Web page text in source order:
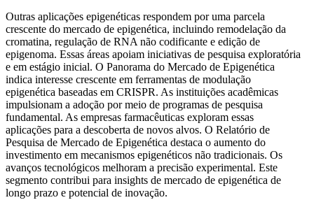
Outras aplicações epigenéticas respondem por uma parcela
crescente do mercado de epigenética, incluindo remodelação da
cromatina, regulação de RNA não codificante e edição de
epigenoma. Essas áreas apoiam iniciativas de pesquisa exploratória
e em estágio inicial. O Panorama do Mercado de Epigenética
indica interesse crescente em ferramentas de modulação
epigenética baseadas em CRISPR. As instituições acadêmicas
impulsionam a adoção por meio de programas de pesquisa
fundamental. As empresas farmacêuticas exploram essas
aplicações para a descoberta de novos alvos. O Relatório de
Pesquisa de Mercado de Epigenética destaca o aumento do
investimento em mecanismos epigenéticos não tradicionais. Os
avanços tecnológicos melhoram a precisão experimental. Este
segmento contribui para insights de mercado de epigenética de
longo prazo e potencial de inovação.